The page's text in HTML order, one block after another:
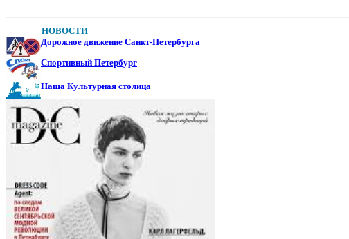
НОВОСТИ
Дорожное движение Санкт-Петербурга
Спортивный Петербург
Наша Культурная столица